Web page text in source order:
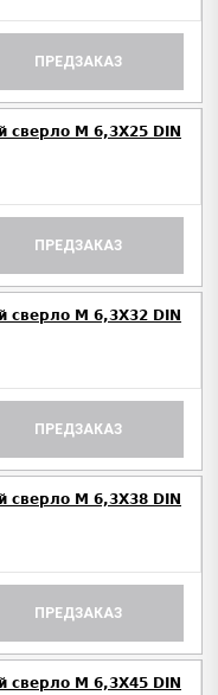
ПРЕДЗАКАЗ
сверло М 6,3Х25 DIN
ПРЕДЗАКАЗ
сверло М 6,3Х32 DIN
ПРЕДЗАКАЗ
сверло М 6,3Х38 DIN
ПРЕДЗАКАЗ
сверло М 6,3Х45 DIN